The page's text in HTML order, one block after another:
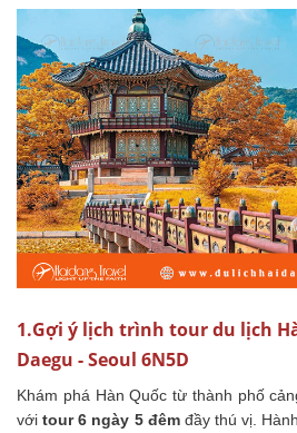
1.Gợi ý lịch trình tour du lịch
Daegu - Seoul 6N5D
Khám phá Hàn Quốc từ thành phố
vớitour 6 ngày 5 đêmđầy thú vị.